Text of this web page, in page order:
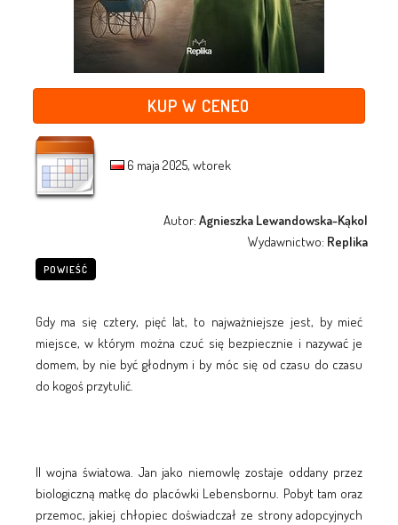
KUP W CENEO
6 maja 2025, wtorek
Autor:Agnieszka Lewandowska-Kąkol
Wydawnictwo: Replika
POWIEŚĆ
Gdy ma się cztery, pięć lat, to najważniejsze jest, by mieć
miejsce, w którym można czuć się bezpiecznie i nazywać je
domem, by nie być głodnym i by móc się od czasu do czasu
do kogoś przytulić.
II wojna światowa. Jan jako niemowlę zostaje oddany przez
biologiczną matkę do placówki Lebensbornu. Pobyt tam oraz
przemoc, jakiej chłopiec doświadczał ze strony adopcyjnych